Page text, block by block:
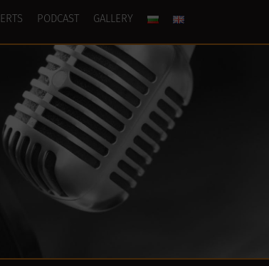
PODCAST GALLERY